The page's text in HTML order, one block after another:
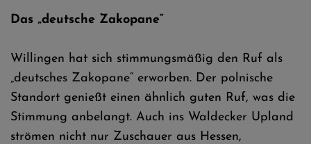
Das „deutsche Zakopane“
Willingen hat sich stimmungsmäßig den Ruf als
„deutsches Zakopane“ erworben. Der polnische
Standort genießt einen ähnlich guten Ruf, was die
Stimmung anbelangt. Auch ins Waldecker Upland
strömen nicht nur Zuschauer aus Hessen,